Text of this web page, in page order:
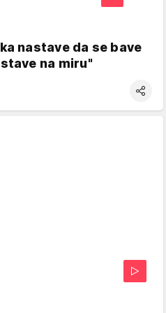
nastave da se bave
na miru"